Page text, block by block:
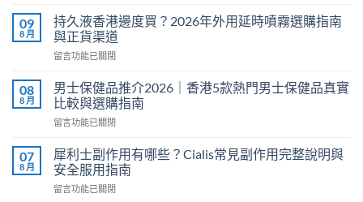
威
壯
Levitra
效
評
價：
港
家
真
服
09
8 月
持久液香港邊度買？2026年外用延時噴霧選購指南
與正貨渠道
在
久
液
香
港
度
買？
2026
年
留言功能已關閉
08
8 月
男士保健品推介2026｜香港5款熱門男士保健品真實
比較與選購指南
在
士
保
健
品
留言功能已關閉
07
8 月
犀利士副作用有哪些？Cialis常見副作用完整說明與
安全服用指南
在
留言功能已關閉